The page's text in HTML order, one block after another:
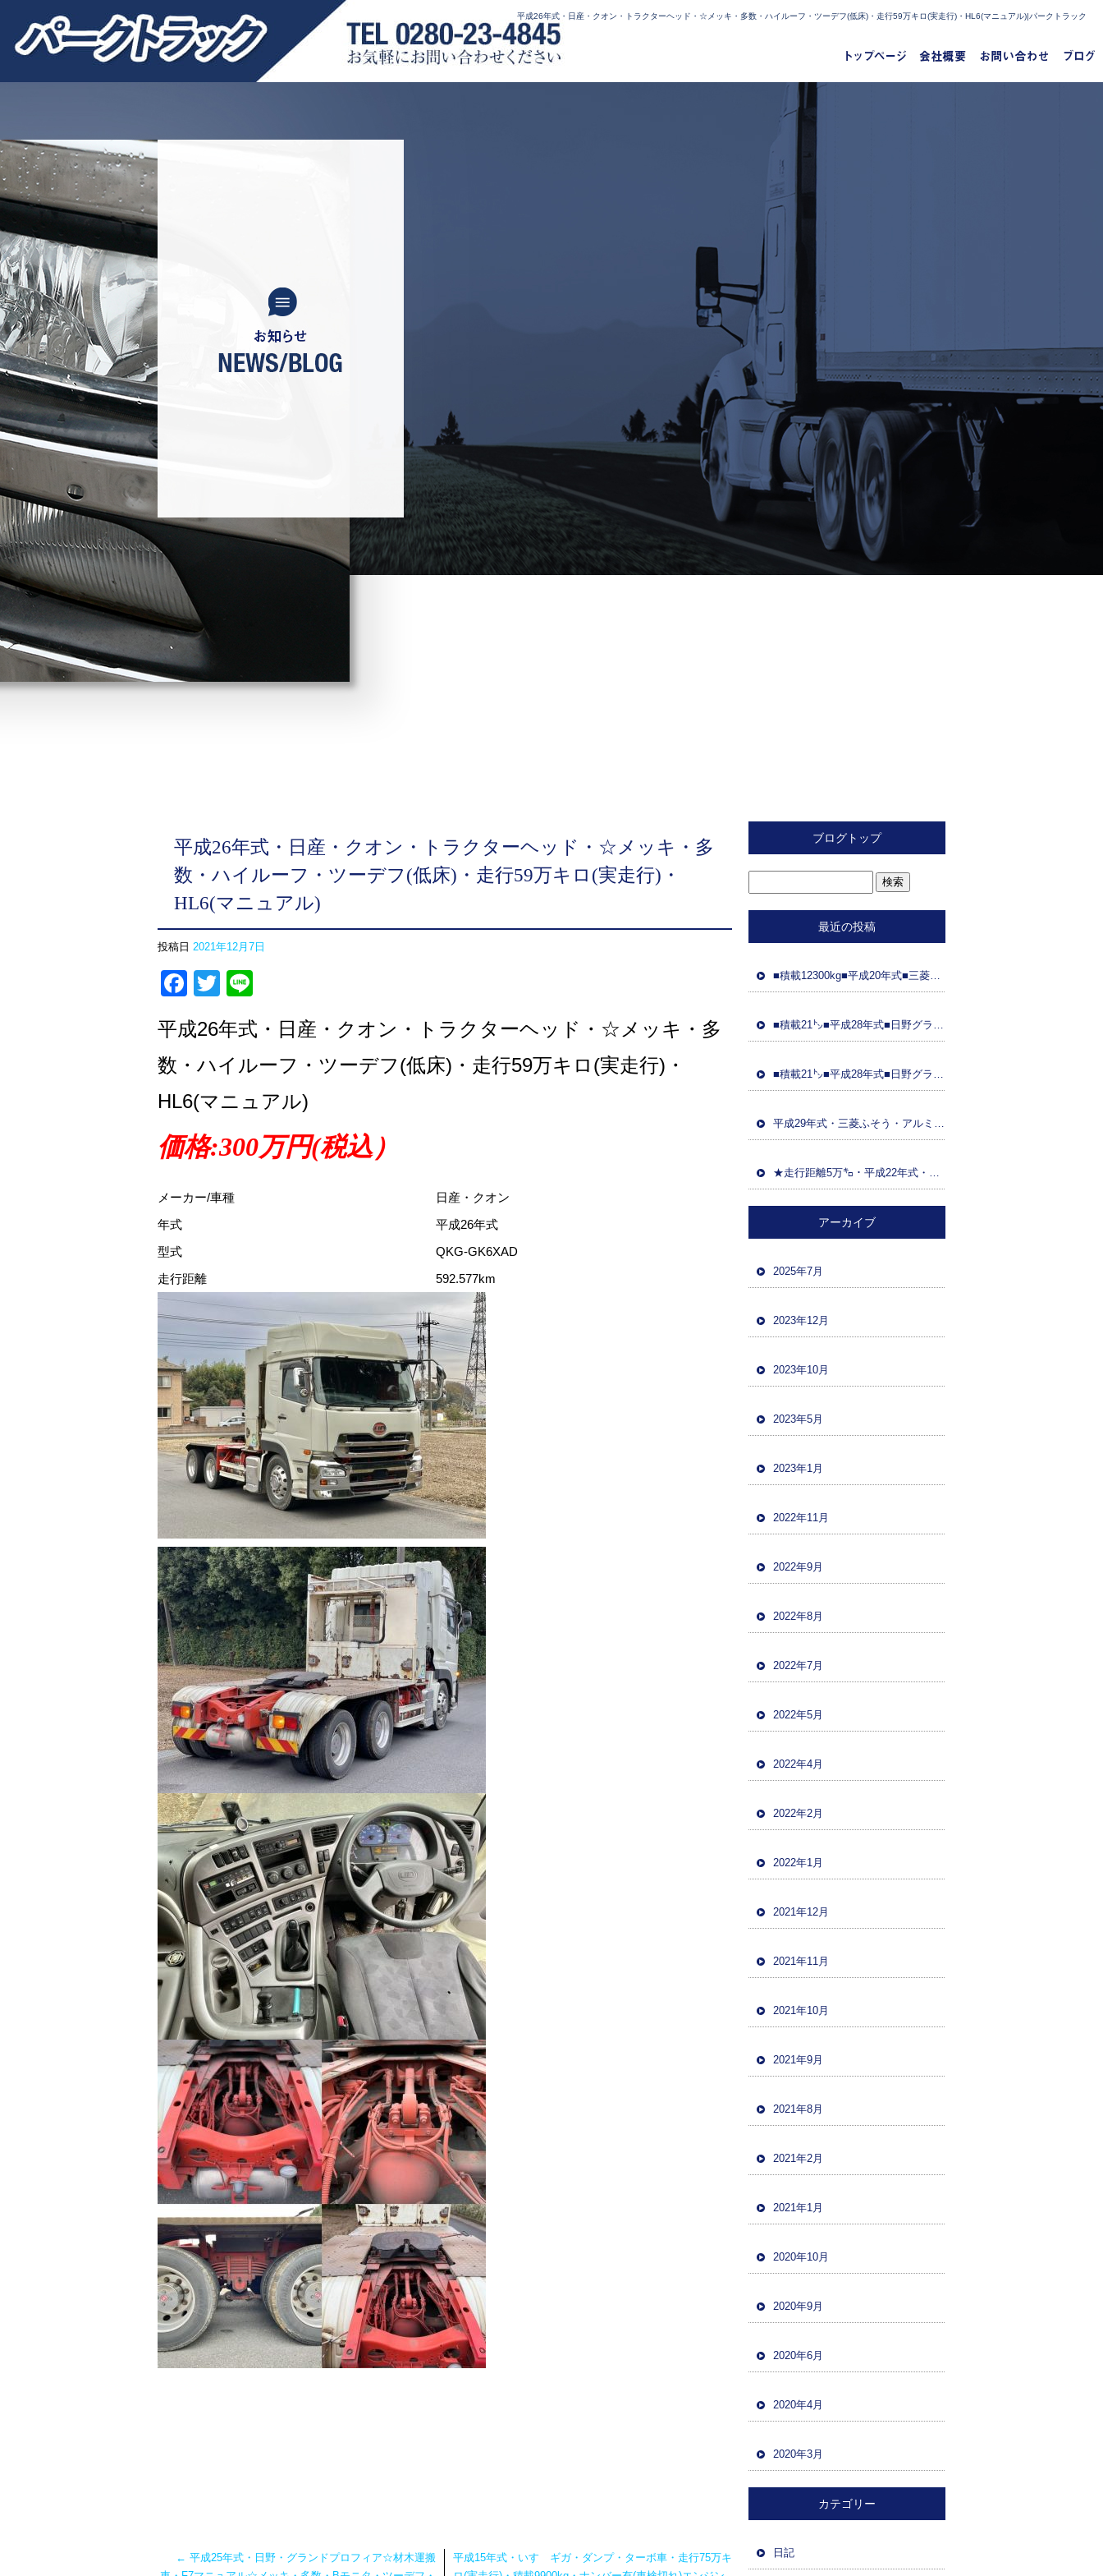
平成26年式・日産・クオン・トラクターヘッド・☆メッキ・多数・ハイルーフ・ツーデフ(低床)・走行59万キロ(実走行)・HL6(マニュアル)|パークトラック
平成26年式・日産・クオン・トラクターヘッド・☆メッキ・多
数・ハイルーフ・ツーデフ(低床)・走行59万キロ(実走行)・
HL6(マニュアル)
投稿日 2021年12月7日
Facebook
Twitter
平成26年式・日産・クオン・トラクターヘッド・☆メッキ・多
数・ハイルーフ・ツーデフ(低床)・走行59万キロ(実走行)・
HL6(マニュアル)
価格:300万円(税込）
メーカー/車種
日産・クオン
年式
平成26年式
型式
QKG-GK6XAD
走行距離
592.577km
← 平成25年式・日野・グランドプロフィア☆材木運搬
平成15年式・いすゞギガ・ダンプ・ターボ車・走行75万キ
ブログトップ
最近の投稿
■積載12300kg■平成20年式■三菱ふそう■スライド重機運搬車■距離89万㌔■ラジコン■フジタ製ボディ■ 車検令和8年2月26日■国産エンジン
■積載21㌧■平成28年式■日野グラプロ■平成28年式トレーラーダンプセット(コボレーン付)■車検8年3月21日■距離48万㌔■ETC■土砂ダンプ
■積載21㌧■平成28年式■日野グラプ■平成28年式トレーラーダンプセット(コボレーン)■車検8年3月31日■距離95万㌔■ドラレコ■土砂ダンプ
平成29年式・三菱ふそう・アルミウイング(日本トレクス)・マニュアルF7・積載13600kg・距離86万㌔・380馬力・バックカメラ
★走行距離5万㌔・平成22年式・三菱ファイター・ハイジャッキセルフローダー・車検令和5年12月・バックカメラ・ツーデフ・積載10700kg★
アーカイブ
2025年7月
2023年12月
2023年10月
2023年5月
2023年1月
2022年11月
2022年9月
2022年8月
2022年7月
2022年5月
2022年4月
2022年2月
2022年1月
2021年12月
2021年11月
2021年10月
2021年9月
2021年8月
2021年2月
2021年1月
2020年10月
2020年9月
2020年6月
2020年4月
2020年3月
カテゴリー
日記